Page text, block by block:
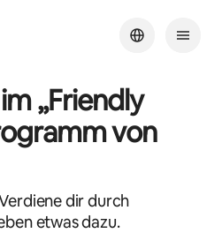
„Friendly
von
dir durch
etwas dazu.